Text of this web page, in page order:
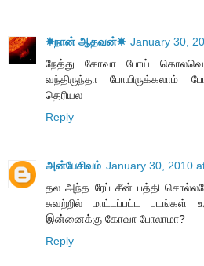
☀நான் ஆதவன்☀ January 30,
நேத்து கோவா போய்
வந்திருந்தா போயிருக்கலாம்
தெரியல
Reply
அன்பேசிவம் January 30, 2010
தல அந்த ரேப் சீன் பத்தி
சுவற்றில் மாட்டப்பட்ட படங்கள்
இன்னைக்கு கோவா போலாமா?
Reply